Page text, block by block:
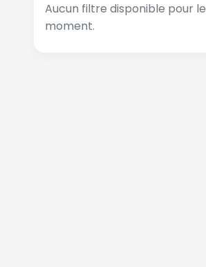
Aucun filtre disponible pour le
moment.